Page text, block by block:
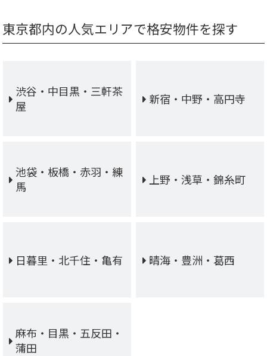
東京都内の人気エリアで格安物件を探す
渋谷・中目黒・三軒茶
屋
新宿・中野・高円寺
池袋・板橋・赤羽・練
馬
上野・浅草・錦糸町
日暮里・北千住・亀有 晴海・豊洲・葛西
麻布・目黒・五反田・
蒲田